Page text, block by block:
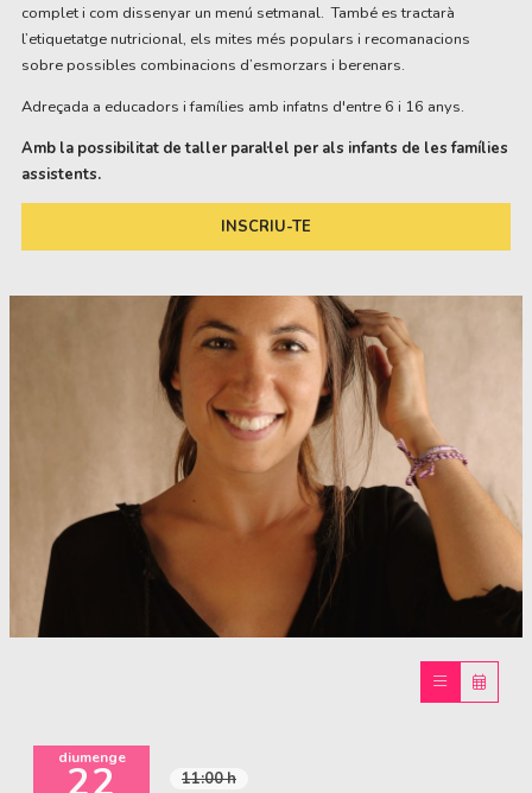
complet i com dissenyar un menú setmanal.  També es tractarà
l’etiquetatge nutricional, els mites més populars i recomanacions
sobre possibles combinacions d’esmorzars i berenars.
Adreçada a educadors i famílies amb infatns d'entre 6 i 16 anys.
Amb la possibilitat de taller paral·lel per als infants de les famílies
assistents.
INSCRIU-TE
diumenge
11:00 h